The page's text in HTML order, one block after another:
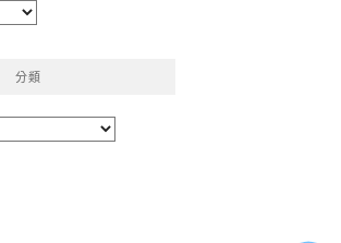
分類